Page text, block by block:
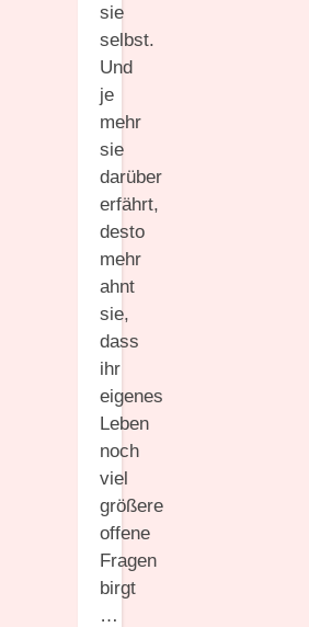
sie
selbst.
Und
je
mehr
sie
darüber
erfährt,
desto
mehr
ahnt
sie,
dass
ihr
eigenes
Leben
noch
viel
größere
offene
Fragen
birgt
…